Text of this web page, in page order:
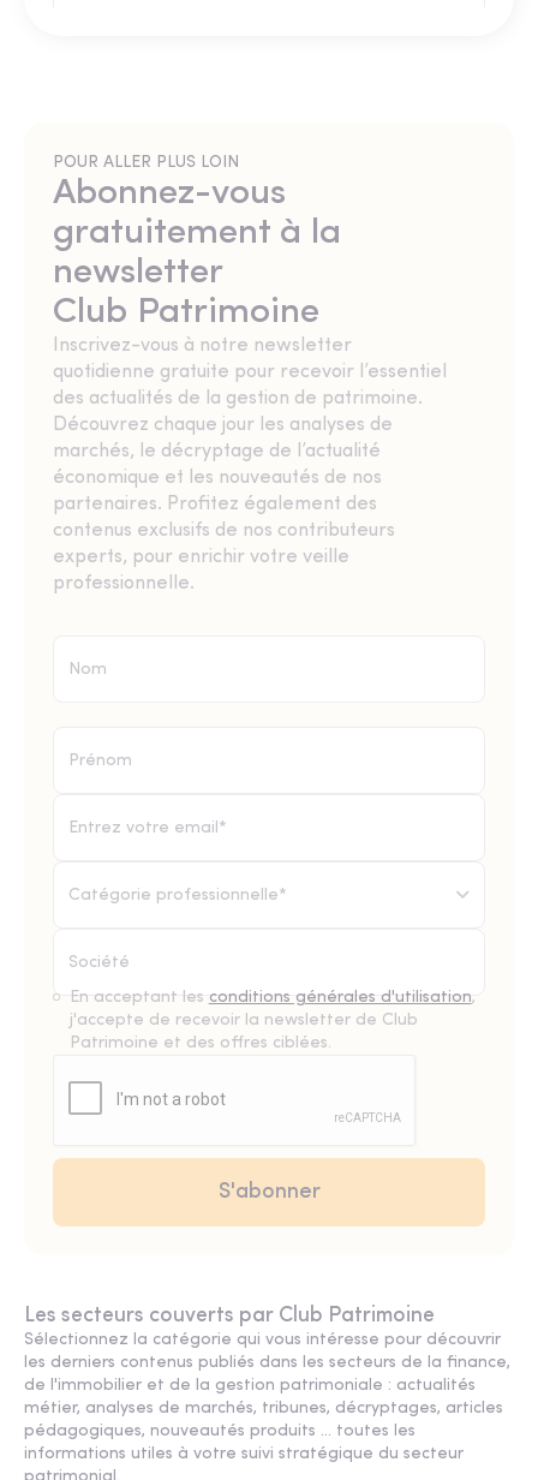
POUR ALLER PLUS LOIN
Abonnez-vous
gratuitement à la
newsletter
Club Patrimoine
Inscrivez-vous à notre newsletter
quotidienne gratuite pour recevoir l’essentiel
des actualités de la gestion de patrimoine.
Découvrez chaque jour les analyses de
marchés, le décryptage de l’actualité
économique et les nouveautés de nos
partenaires. Profitez également des
contenus exclusifs de nos contributeurs
experts, pour enrichir votre veille
professionnelle.
Catégorie professionnelle*
En acceptant les conditions générales d'utilisation,
j'accepte de recevoir la newsletter de Club
Patrimoine et des offres ciblées.
Les secteurs couverts par Club Patrimoine
Sélectionnez la catégorie qui vous intéresse pour découvrir
les derniers contenus publiés dans les secteurs de la finance,
de l'immobilier et de la gestion patrimoniale : actualités
métier, analyses de marchés, tribunes, décryptages, articles
pédagogiques, nouveautés produits ... toutes les
informations utiles à votre suivi stratégique du secteur